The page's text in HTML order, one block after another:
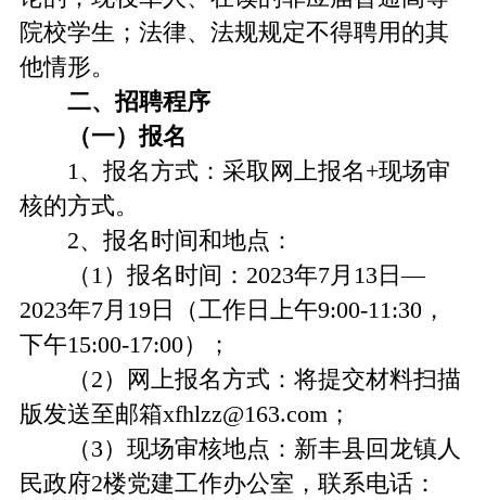
院校学生；法律、法规规定不得聘用的其
他情形。
二、招聘程序
（一）报名
1、报名方式：采取网上报名+现场审
核的方式。
2、报名时间和地点：
（1）报名时间：2023年7月13日—
2023年7月19日（工作日上午9:00-11:30，
下午15:00-17:00）；
（2）网上报名方式：将提交材料扫描
版发送至邮箱xfhlzz@163.com；
（3）现场审核地点：新丰县回龙镇人
民政府2楼党建工作办公室，联系电话：